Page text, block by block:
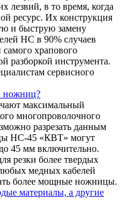
лезвий, в то время, когда
ресурс. Их конструкция
и быструю замену
НС в 90% случаев
самого храпового
разборкой инструмента.
сервисного
ножниц?
максимальный
многопроволочного
разрезать данным
НС-45 «КВТ» могут
45 мм включительно.
резки более твердых
медных кабелей
более мощные ножницы.
материалы, а другие